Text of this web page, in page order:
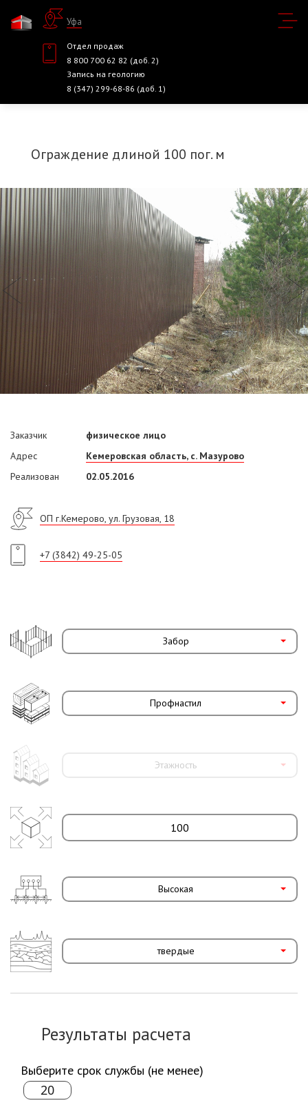
Уфа
Отдел продаж
8 800 700 62 82 (доб. 2)
Запись на геологию
8 (347) 299-68-86 (доб. 1)
Ограждение длиной 100 пог. м
Заказчик
физическое лицо
Адрес
Кемеровская область, с. Мазурово
Реализован
02.05.2016
ОП г.Кемерово, ул. Грузовая, 18
+7 (3842) 49-25-05
Забор
Профнастил
Этажность
Высокая
твердые
Результаты расчета
Выберите срок службы (не менее)
20